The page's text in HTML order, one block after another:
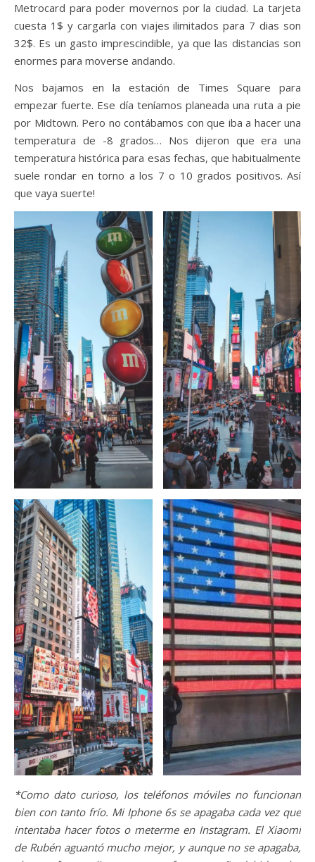
Metrocard para poder movernos por la ciudad. La tarjeta
cuesta 1$ y cargarla con viajes ilimitados para 7 dias son
32$. Es un gasto imprescindible, ya que las distancias son
enormes para moverse andando.
Nos bajamos en la estación de Times Square para
empezar fuerte. Ese día teníamos planeada una ruta a pie
por Midtown. Pero no contábamos con que iba a hacer una
temperatura de -8 grados… Nos dijeron que era una
temperatura histórica para esas fechas, que habitualmente
suele rondar en torno a los 7 o 10 grados positivos. Así
que vaya suerte!
*Como dato curioso, los teléfonos móviles no funcionan
bien con tanto frío. Mi Iphone 6s se apagaba cada vez que
intentaba hacer fotos o meterme en Instagram. El Xiaomi
de Rubén aguantó mucho mejor, y aunque no se apagaba,